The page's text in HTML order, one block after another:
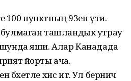
100 пунктның 93ен үти.
ташландык утрау
яши. Алар Канадада
йорты ача.
хис итә. Ул берничә